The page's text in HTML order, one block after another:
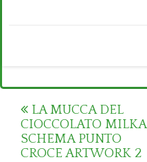
Post
navigation
LA MUCCA DEL
CIOCCOLATO MILKA
SCHEMA PUNTO
CROCE ARTWORK 2